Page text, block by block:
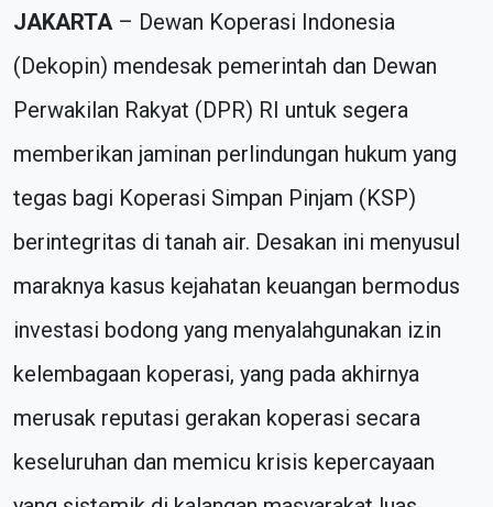
JAKARTA– Dewan Koperasi Indonesia
(Dekopin) mendesak pemerintah dan Dewan
Perwakilan Rakyat (DPR) RI untuk segera
memberikan jaminan perlindungan hukum yang
tegas bagi Koperasi Simpan Pinjam (KSP)
berintegritas di tanah air. Desakan ini menyusul
maraknya kasus kejahatan keuangan bermodus
investasi bodong yang menyalahgunakan izin
kelembagaan koperasi, yang pada akhirnya
merusak reputasi gerakan koperasi secara
keseluruhan dan memicu krisis kepercayaan